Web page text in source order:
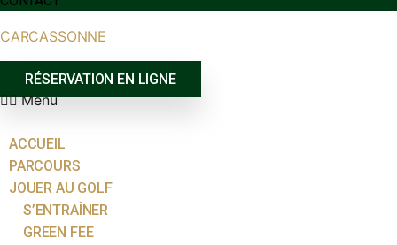
CARCASSONNE
RÉSERVATION EN LIGNE
Menu
ACCUEIL
PARCOURS
JOUER AU GOLF
S’ENTRAÎNER
GREEN FEE